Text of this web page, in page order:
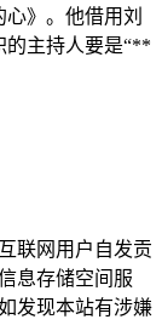
》。他借用刘
的主持人要是“**
联网用户自发贡
息存储空间服
发现本站有涉嫌